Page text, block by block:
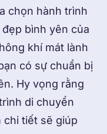
chọn hành trình
bình yên của
khí mát lành
có sự chuẩn bị
Hy vọng rằng
di chuyển
chi tiết sẽ giúp